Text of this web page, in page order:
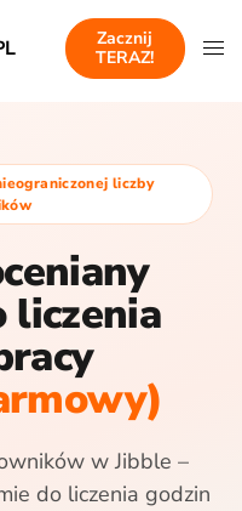
Zacznij
TERAZ!
liczby
liczenia
w Jibble –
do liczenia godzin